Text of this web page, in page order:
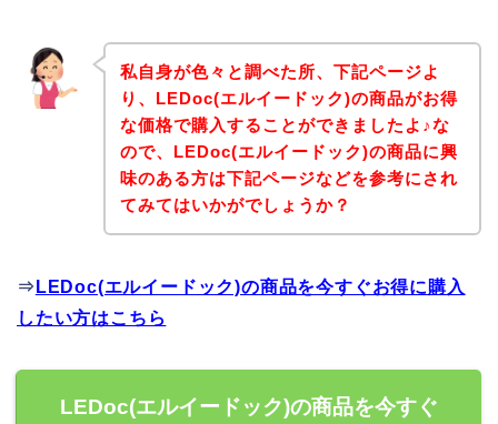
私自身が色々と調べた所、下記ページよ
り、LEDoc(エルイードック)の商品がお得
な価格で購入することができましたよ♪な
ので、LEDoc(エルイードック)の商品に興
味のある方は下記ページなどを参考にされ
てみてはいかがでしょうか？
⇒ LEDoc(エルイードック)の商品を今すぐお得に購入
したい方はこちら
LEDoc(エルイードック)の商品を今すぐ